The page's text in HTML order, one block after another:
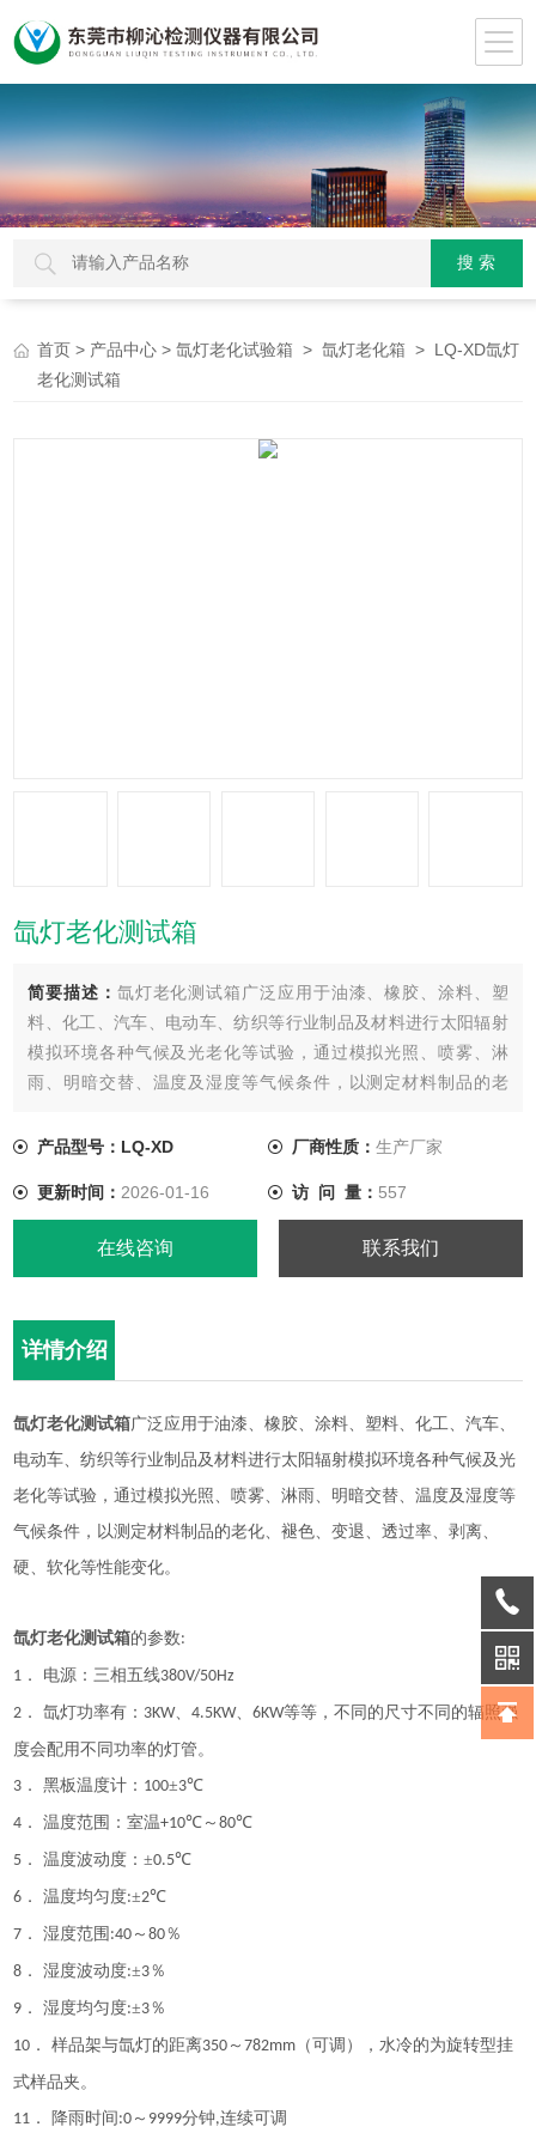
首页 > 产品中心 >氙灯老化试验箱 >氙灯老化箱 > LQ-XD氙灯
老化测试箱
氙灯老化测试箱
简要描述： 氙灯老化测试箱广泛应用于油漆、橡胶、涂料、塑
料、化工、汽车、电动车、纺织等行业制品及材料进行太阳辐射
模拟环境各种气候及光老化等试验，通过模拟光照、喷雾、淋
雨、明暗交替、温度及湿度等气候条件，以测定材料制品的老
产品型号：LQ-XD
厂商性质： 生产厂家
更新时间： 2026-01-16 访 问 量： 557
在线咨询 联系我们
详情介绍
氙灯老化测试箱广泛应用于油漆、橡胶、涂料、塑料、化工、汽车、
电动车、纺织等行业制品及材料进行太阳辐射模拟环境各种气候及光
老化等试验，通过模拟光照、喷雾、淋雨、明暗交替、温度及湿度等
气候条件，以测定材料制品的老化、褪色、变退、透过率、剥离、
硬、软化等性能变化。
氙灯老化测试箱的参数:
1 ． 电源：三相五线380V/50Hz
2 ． 氙灯功率有： 3KW、4.5KW、6KW等等，不同的尺寸不同的辐照强
度会配用不同功率的灯管。
3 ． 黑板温度计： 100±3℃
4 ． 温度范围：室温+10℃～80℃
5 ． 温度波动度：±0.5℃
6 ． 温度均匀度:±2℃
7 ． 湿度范围 :40 ～80％
8 ． 湿度波动度:±3％
9 ． 湿度均匀度:±3％
10 ． 样品架与氙灯的距离350 ～782mm （可调），水冷的为旋转型挂
式样品夹。
11 ． 降雨时间 :0 ～ 9999分钟,连续可调